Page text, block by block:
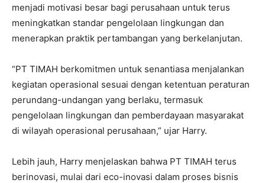
menjadi motivasi besar bagi perusahaan untuk terus
meningkatkan standar pengelolaan lingkungan dan
menerapkan praktik pertambangan yang berkelanjutan.
“PT TIMAH berkomitmen untuk senantiasa menjalankan
kegiatan operasional sesuai dengan ketentuan peraturan
perundang-undangan yang berlaku, termasuk
pengelolaan lingkungan dan pemberdayaan masyarakat
di wilayah operasional perusahaan,” ujar Harry.
Lebih jauh, Harry menjelaskan bahwa PT TIMAH terus
berinovasi, mulai dari eco-inovasi dalam proses bisnis